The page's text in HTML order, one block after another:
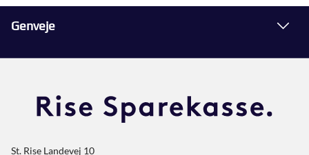
Genveje
St. Rise Landevej 10